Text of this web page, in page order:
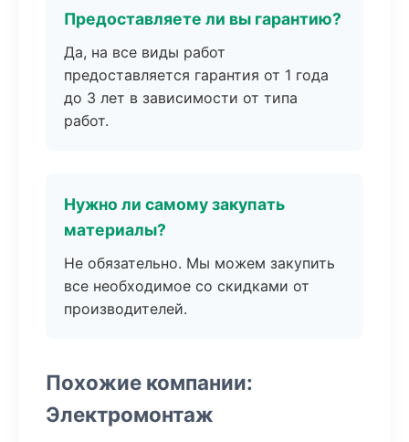
Предоставляете ли вы гарантию?
Да, на все виды работ
предоставляется гарантия от 1 года
до 3 лет в зависимости от типа
работ.
Нужно ли самому закупать
материалы?
Не обязательно. Мы можем закупить
все необходимое со скидками от
производителей.
Похожие компании:
Электромонтаж